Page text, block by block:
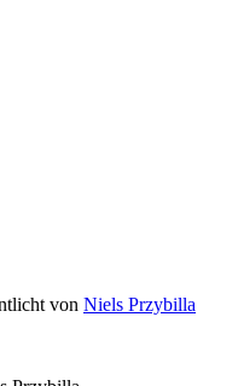
von Niels Przybilla